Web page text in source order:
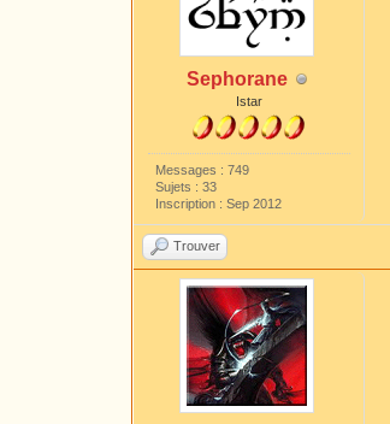
Sephorane
Istar
Messages : 749
Sujets : 33
Inscription : Sep 2012
Trouver